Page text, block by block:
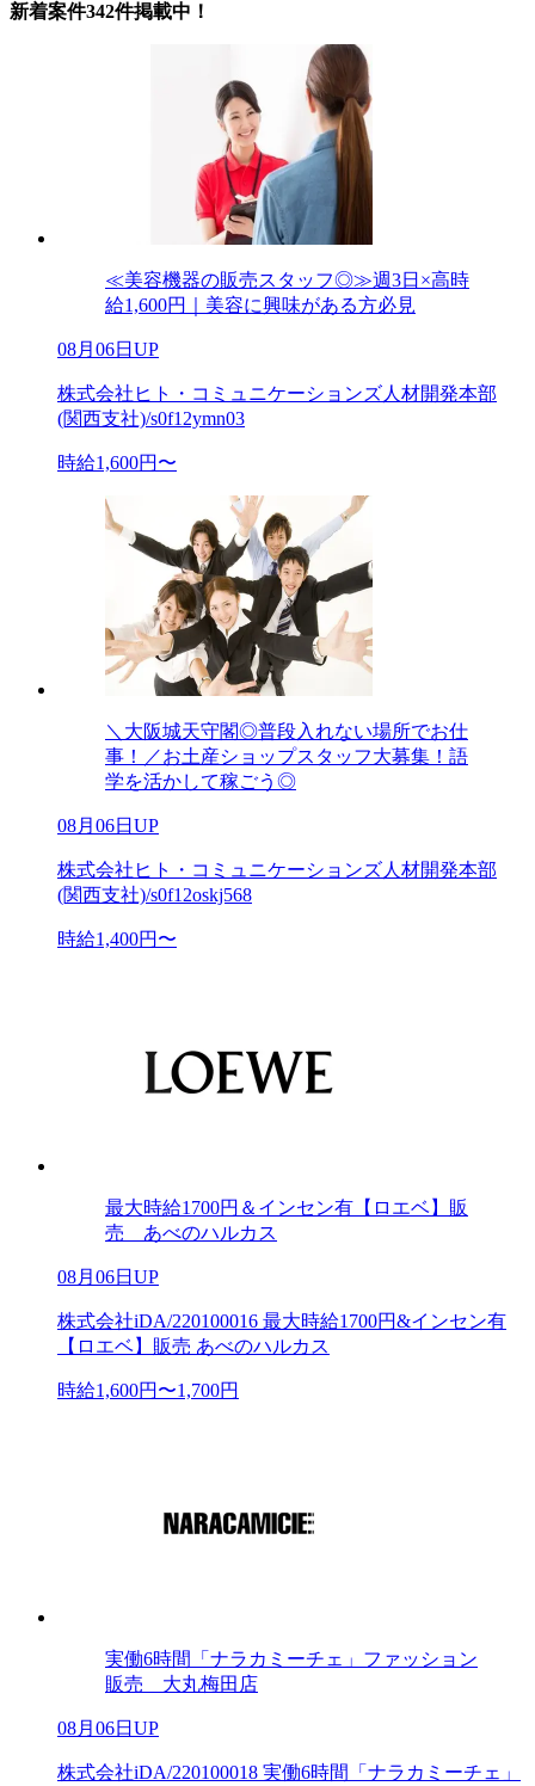
新着案件342件掲載中！
≪美容機器の販売スタッフ◎≫週3日×高時
給1,600円｜美容に興味がある方必見
08月06日UP
株式会社ヒト・コミュニケーションズ人材開発本部
(関西支社)/s0f12ymn03
時給1,600円〜
＼大阪城天守閣◎普段入れない場所でお仕
事！／お土産ショップスタッフ大募集！語
学を活かして稼ごう◎
08月06日UP
株式会社ヒト・コミュニケーションズ人材開発本部
(関西支社)/s0f12oskj568
時給1,400円〜
最大時給1700円＆インセン有【ロエベ】販
売 あべのハルカス
08月06日UP
株式会社iDA/220100016 最大時給1700円&インセン有
【ロエベ】販売 あべのハルカス
時給1,600円〜1,700円
実働6時間「ナラカミーチェ」ファッション
販売 大丸梅田店
08月06日UP
株式会社iDA/220100018 実働6時間「ナラカミーチェ」